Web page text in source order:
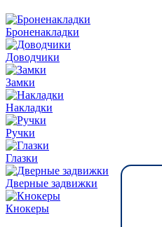
Броненакладки
Доводчики
Замки
Накладки
Ручки
Глазки
Дверные задвижки
Кнокеры